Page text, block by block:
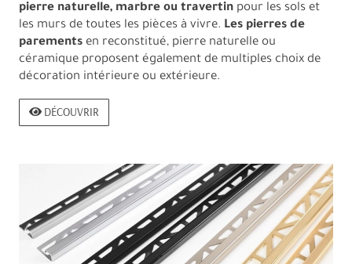
pierre naturelle, marbre ou travertin pour les sols et
les murs de toutes les pièces à vivre. Les pierres de
parements en reconstitué, pierre naturelle ou
céramique proposent également de multiples choix de
décoration intérieure ou extérieure.
DÉCOUVRIR